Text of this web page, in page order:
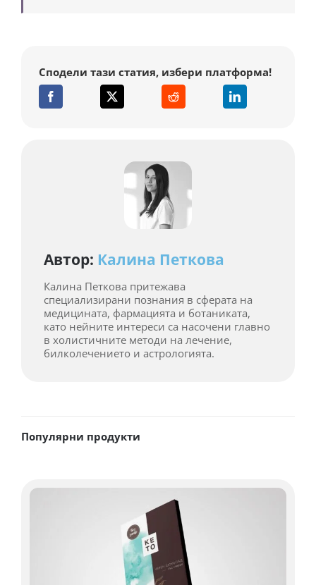
Сподели тази статия, избери платформа!
Популярни продукти
Автор: Калина Петкова
Калина Петкова притежава
специализирани познания в сферата на
медицината, фармацията и ботаниката,
като нейните интереси са насочени главно
в холистичните методи на лечение,
билколечението и астрологията.